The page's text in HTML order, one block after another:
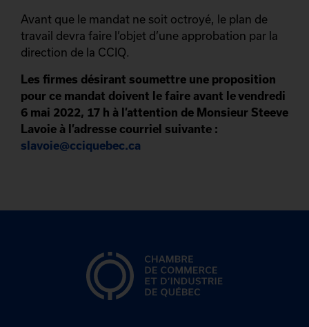
Avant que le mandat ne soit octroyé, le plan de
travail devra faire l’objet d’une approbation par la
direction de la CCIQ.
Les firmes désirant soumettre une proposition
pour ce mandat doivent le faire avant le vendredi
6 mai 2022, 17 h à l’attention de Monsieur Steeve
Lavoie à l’adresse courriel suivante :
slavoie@cciquebec.ca